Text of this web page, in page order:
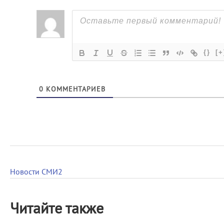
{}
0 КОММЕНТАРИЕВ
Новости СМИ2
Читайте также